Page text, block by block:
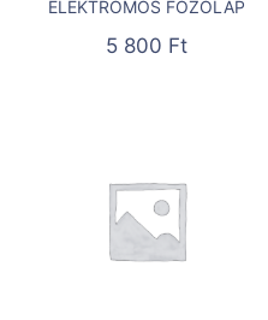
ELEKTROMOS FŐZŐLAP
5 800 Ft